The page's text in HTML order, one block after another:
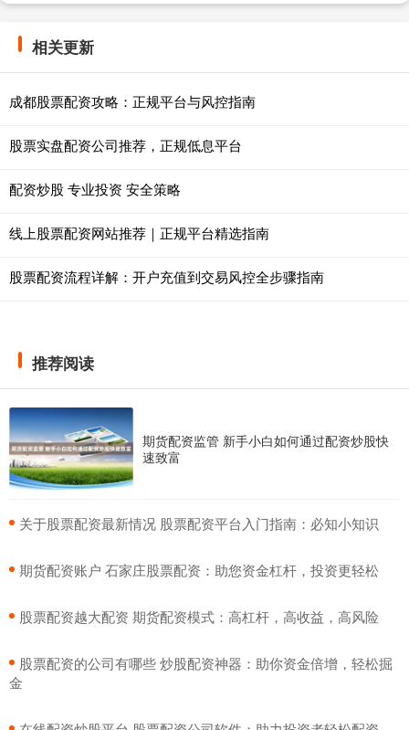
相关更新
成都股票配资攻略：正规平台与风控指南
股票实盘配资公司推荐，正规低息平台
配资炒股 专业投资 安全策略
线上股票配资网站推荐｜正规平台精选指南
股票配资流程详解：开户充值到交易风控全步骤指南
推荐阅读
期货配资监管 新手小白如何通过配资炒股快
速致富
​关于股票配资最新情况 股票配资平台入门指南：必知小知识
​期货配资账户 石家庄股票配资：助您资金杠杆，投资更轻松
​股票配资越大配资 期货配资模式：高杠杆，高收益，高风险
​股票配资的公司有哪些 炒股配资神器：助你资金倍增，轻松掘
金